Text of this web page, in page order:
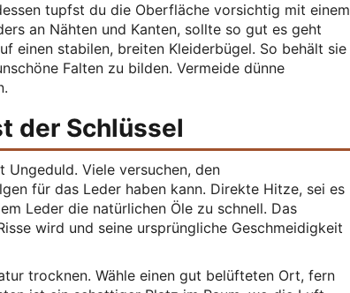
tupfst du die Oberfläche vorsichtig mit einem
an Nähten und Kanten, sollte so gut es geht
einen stabilen, breiten Kleiderbügel. So behält sie
Falten zu bilden. Vermeide dünne
der Schlüssel
Ungeduld. Viele versuchen, den
für das Leder haben kann. Direkte Hitze, sei es
Leder die natürlichen Öle zu schnell. Das
wird und seine ursprüngliche Geschmeidigkeit
trocknen. Wähle einen gut belüfteten Ort, fern